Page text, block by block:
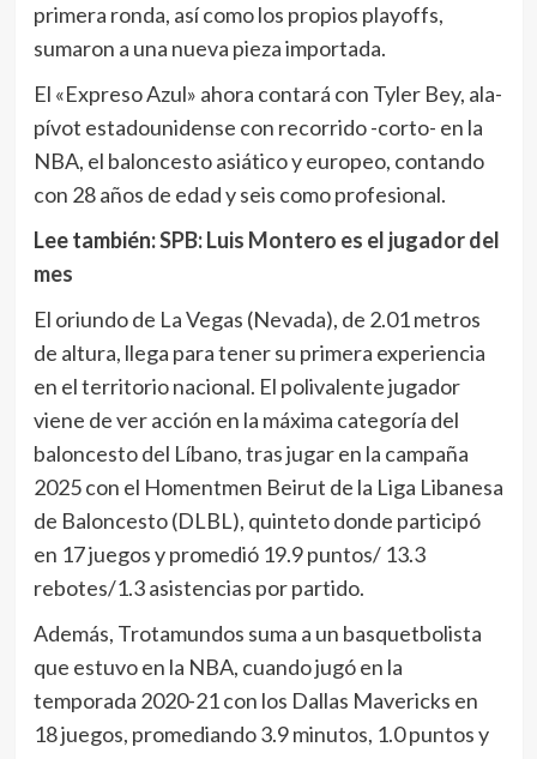
primera ronda, así como los propios playoffs,
sumaron a una nueva pieza importada.
El «Expreso Azul» ahora contará con Tyler Bey, ala-
pívot estadounidense con recorrido -corto- en la
NBA, el baloncesto asiático y europeo, contando
con 28 años de edad y seis como profesional.
Lee también:SPB: Luis Montero es el jugador del
mes
El oriundo de La Vegas (Nevada), de 2.01 metros
de altura, llega para tener su primera experiencia
en el territorio nacional. El polivalente jugador
viene de ver acción en la máxima categoría del
baloncesto del Líbano, tras jugar en la campaña
2025 con el Homentmen Beirut de la Liga Libanesa
de Baloncesto (DLBL), quinteto donde participó
en 17 juegos y promedió 19.9 puntos/ 13.3
rebotes/1.3 asistencias por partido.
Además, Trotamundos suma a un basquetbolista
que estuvo en la NBA, cuando jugó en la
temporada 2020-21 con los Dallas Mavericks en
18 juegos, promediando 3.9 minutos, 1.0 puntos y